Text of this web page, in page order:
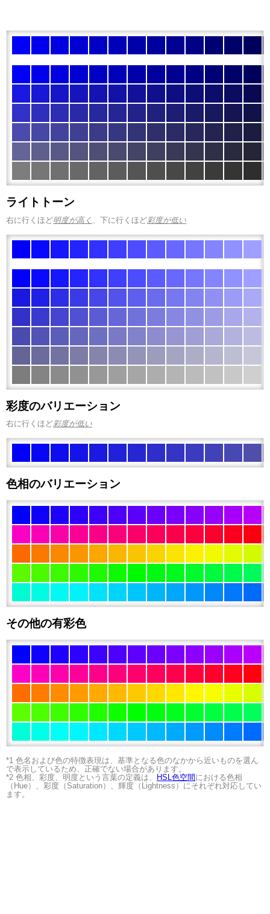
ライトトーン
右に行くほど明度が高く 、下に行くほど彩度が低い
彩度のバリエーション
右に行くほど彩度が低い
色相のバリエーション
その他の有彩色
*1 色名および色の特徴表現は、基準となる色のなかから近いものを選ん
で表示しているため、正確でない場合があります。
*2 色相、彩度、明度という言葉の定義は、
HSL色空間 における色相
（Hue）、彩度（Saturation）、輝度（Lightness）にそれぞれ対応してい
ます。